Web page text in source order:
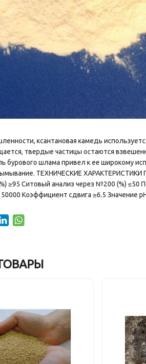
ксантановая камедь
твердые частицы остаются
бурового шлама привел к ее широкому
ТЕХНИЧЕСКИЕ ХАРАКТЕРИСТИКИ
≥95 Ситовый анализ через №200 (%) ≤50
Коэффициент сдвига ≥6.5 Значение